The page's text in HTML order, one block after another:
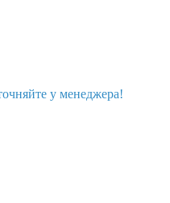
у менеджера!